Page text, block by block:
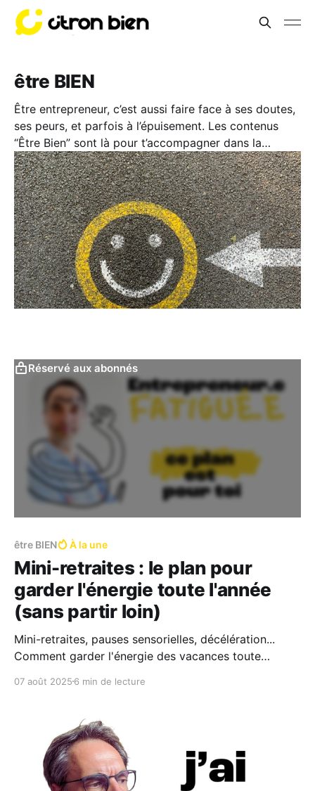
être BIEN
Être entrepreneur, c’est aussi faire face à ses doutes,
ses peurs, et parfois à l’épuisement. Les contenus
“Être Bien” sont là pour t’accompagner dans la
dimension personnelle de ton aventure. Parce qu’on
ne peut pas donner le meilleur de soi si on ne prend
pas soin de soi. Ces contenus participe à te créer
une bulle de bienveillance pour renforcer ta
confiance et trouver l’équilibre dont tu as besoin.
Réservé aux abonnés
être BIEN À la une
Mini-retraites : le plan pour
garder l'énergie toute l'année
(sans partir loin)
Mini-retraites, pauses sensorielles, décélération...
Comment garder l'énergie des vacances toute
saturer.
07 août 2025 6 min de lecture